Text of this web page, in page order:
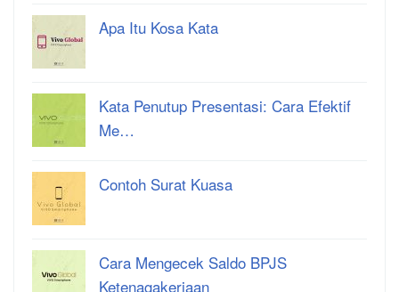
Apa Itu Kosa Kata
Kata Penutup Presentasi: Cara Efektif
Me…
Contoh Surat Kuasa
Cara Mengecek Saldo BPJS
Ketenagakerjaan